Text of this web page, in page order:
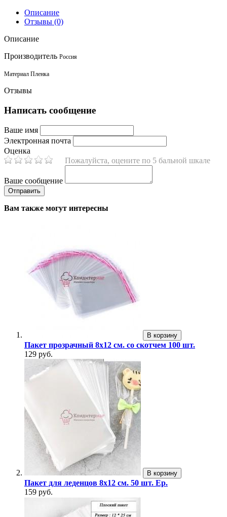
Описание
Отзывы (0)
Описание
Производитель Россия
Материал Пленка
Отзывы
Написать сообщение
Ваше имя
Электронная почта
Оценка
Пожалуйста, оцените по 5 бальной шкале
Ваше сообщение
Вам также могут интересны
В корзину
Пакет прозрачный 8х12 см. со скотчем 100 шт.
129 руб.
В корзину
Пакет для леденцов 8х12 см. 50 шт. Ер.
159 руб.